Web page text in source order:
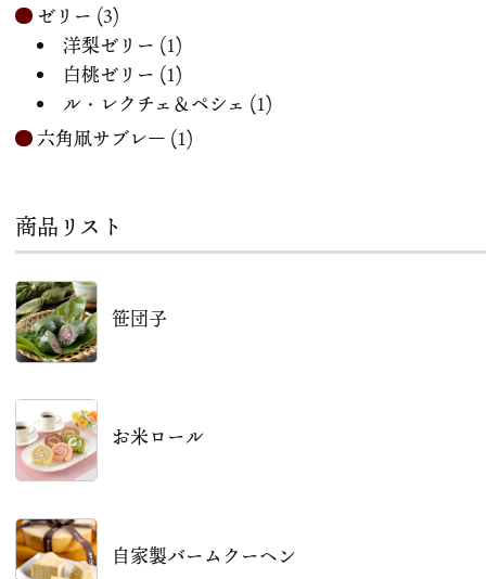
ゼリー (3)
洋梨ゼリー (1)
白桃ゼリー (1)
ル・レクチェ＆ペシェ (1)
六角凧サブレ― (1)
商品リスト
笹団子
お米ロール
自家製バームクーヘン